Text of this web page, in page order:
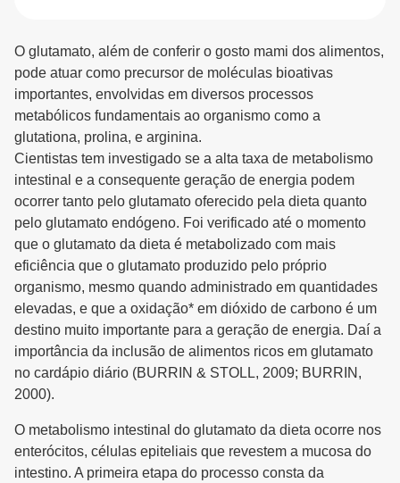
O glutamato, além de conferir o gosto mami dos alimentos,
pode atuar como precursor de moléculas bioativas
importantes, envolvidas em diversos processos
metabólicos fundamentais ao organismo como a
glutationa, prolina, e arginina.
Cientistas tem investigado se a alta taxa de metabolismo
intestinal e a consequente geração de energia podem
ocorrer tanto pelo glutamato oferecido pela dieta quanto
pelo glutamato endógeno. Foi verificado até o momento
que o glutamato da dieta é metabolizado com mais
eficiência que o glutamato produzido pelo próprio
organismo, mesmo quando administrado em quantidades
elevadas, e que a oxidação* em dióxido de carbono é um
destino muito importante para a geração de energia. Daí a
importância da inclusão de alimentos ricos em glutamato
no cardápio diário (BURRIN & STOLL, 2009; BURRIN,
2000).
O metabolismo intestinal do glutamato da dieta ocorre nos
enterócitos, células epiteliais que revestem a mucosa do
intestino. A primeira etapa do processo consta da